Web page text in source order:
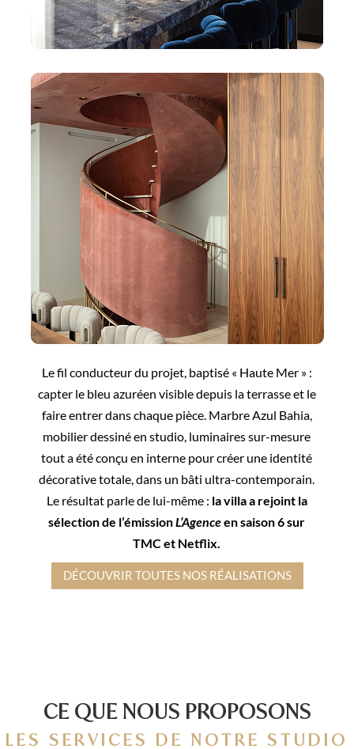
Le fil conducteur du projet, baptisé « Haute Mer » :
capter le bleu azuréen visible depuis la terrasse et le
faire entrer dans chaque pièce. Marbre Azul Bahia,
mobilier dessiné en studio, luminaires sur-mesure
tout a été conçu en interne pour créer une identité
décorative totale, dans un bâti ultra-contemporain.
Le résultat parle de lui-même : la villa a rejoint la
sélection de l’émissionL’Agenceen saison 6 sur
TMC et Netflix.
DÉCOUVRIR TOUTES NOS RÉALISATIONS
CE QUE NOUS PROPOSONS
LES SERVICES DE NOTRE STUDIO